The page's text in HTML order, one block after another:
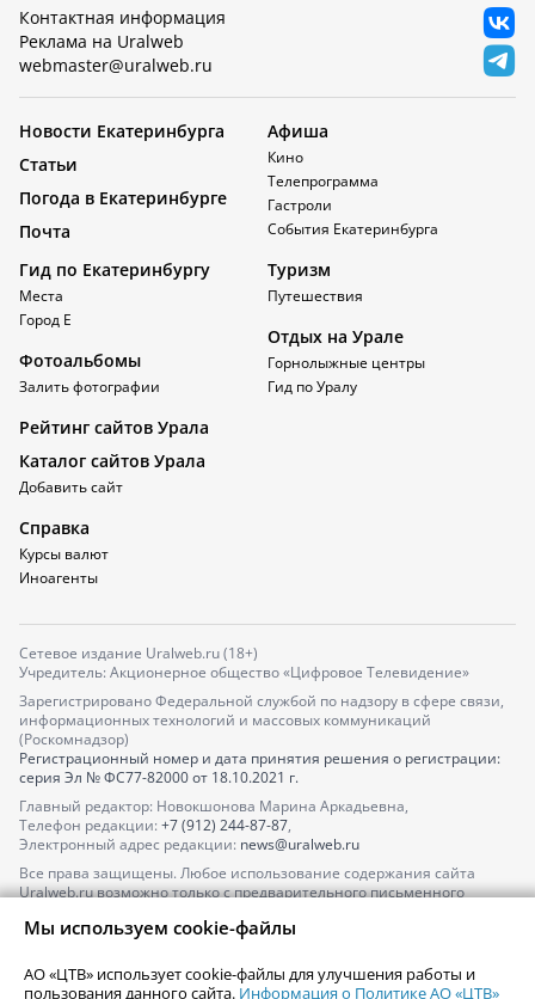
Контактная информация
Реклама на Uralweb
webmaster@uralweb.ru
Новости Екатеринбурга
Статьи
Погода в Екатеринбурге
Почта
Афиша
Кино
Телепрограмма
Гастроли
События Екатеринбурга
Гид по Екатеринбургу
Места
Город Е
Фотоальбомы
Залить фотографии
Туризм
Путешествия
Отдых на Урале
Горнолыжные центры
Гид по Уралу
Рейтинг сайтов Урала
Каталог сайтов Урала
Добавить сайт
Справка
Курсы валют
Иноагенты
Сетевое издание Uralweb.ru (18+)
Учредитель: Акционерное общество «Цифровое Телевидение»
Зарегистрировано Федеральной службой по надзору в сфере связи,
информационных технологий и массовых коммуникаций
(Роскомнадзор)
Регистрационный номер и дата принятия решения о регистрации:
серия Эл № ФС77-82000от 18.10.2021 г.
Главный редактор: Новокшонова Марина Аркадьевна,
Телефон редакции: +7 (912) 244-87-87,
Электронный адрес редакции: news@uralweb.ru
Все права защищены. Любое использование содержания сайта
Uralweb.ru возможно только с предварительного письменного
По вопросам размещения рекламы обращайтесь по тел.
По вопросам размещения информации в разделе «Афиша»
Мы используем cookie-файлы
АО «ЦТВ» использует cookie-файлы для улучшения работы и
пользования данного сайта. Информация о Политике АО «ЦТВ»